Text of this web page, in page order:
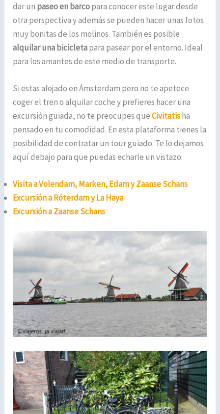
dar un paseo en barcopara conocer este lugar desde
otra perspectiva y además se pueden hacer unas fotos
muy bonitas de los molinos. También es posible
alquilar una bicicletapara pasear por el entorno. Ideal
para los amantes de este medio de transporte.
Si estas alojado en Ámsterdam pero no te apetece
coger el tren o alquilar coche y prefieres hacer una
excursión guiada, no te preocupes queCivitatisha
pensado en tu comodidad. En esta plataforma tienes la
posibilidad de contratar un tour guiado. Te lo dejamos
aquí debajo para que puedas echarle un vistazo:
Visita a Volendam, Marken, Edam y Zaanse Schans
Excursión a Róterdam y La Haya
Excursión a Zaanse Schans